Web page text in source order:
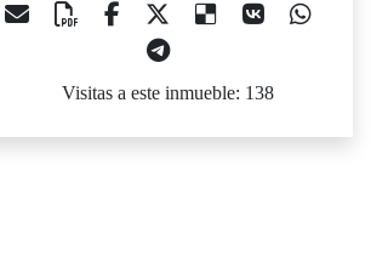
Visitas a este inmueble: 138